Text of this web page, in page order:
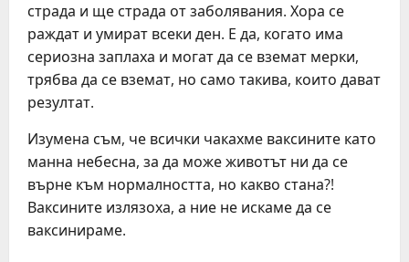
страда и ще страда от заболявания. Хора се
раждат и умират всеки ден. Е да, когато има
сериозна заплаха и могат да се вземат мерки,
трябва да се вземат, но само такива, които дават
резултат.
Изумена съм, че всички чакахме ваксините като
манна небесна, за да може животът ни да се
върне към нормалността, но какво стана?!
Ваксините излязоха, а ние не искаме да се
ваксинираме.